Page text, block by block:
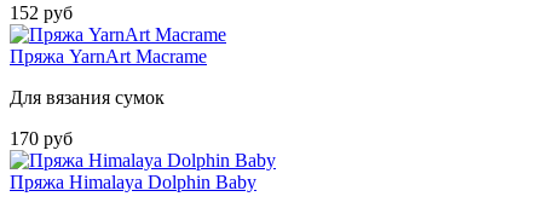
152 руб
Пряжа YarnArt Macrame
Для вязания сумок
170 руб
Пряжа Himalaya Dolphin Baby